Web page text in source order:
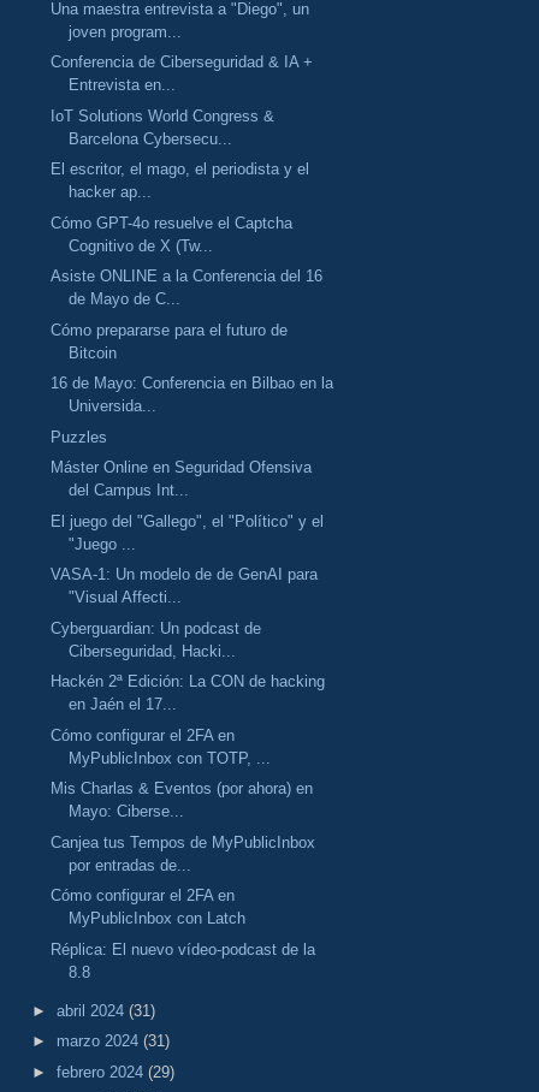
Una maestra entrevista a "Diego", un
joven program...
Conferencia de Ciberseguridad & IA +
Entrevista en...
IoT Solutions World Congress &
Barcelona Cybersecu...
El escritor, el mago, el periodista y el
hacker ap...
Cómo GPT-4o resuelve el Captcha
Cognitivo de X (Tw...
Asiste ONLINE a la Conferencia del 16
de Mayo de C...
Cómo prepararse para el futuro de
Bitcoin
16 de Mayo: Conferencia en Bilbao en la
Universida...
Puzzles
Máster Online en Seguridad Ofensiva
del Campus Int...
El juego del "Gallego", el "Político" y el
"Juego ...
VASA-1: Un modelo de de GenAI para
"Visual Affecti...
Cyberguardian: Un podcast de
Ciberseguridad, Hacki...
Hackén 2ª Edición: La CON de hacking
en Jaén el 17...
Cómo configurar el 2FA en
MyPublicInbox con TOTP, ...
Mis Charlas & Eventos (por ahora) en
Mayo: Ciberse...
Canjea tus Tempos de MyPublicInbox
por entradas de...
Cómo configurar el 2FA en
MyPublicInbox con Latch
Réplica: El nuevo vídeo-podcast de la
8.8
► abril 2024 (31)
► marzo 2024 (31)
► febrero 2024 (29)